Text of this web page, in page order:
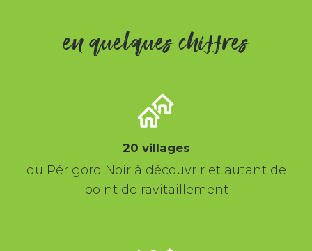
en quelques chiffres
20 villages
du Périgord Noir à découvrir et autant de
point de ravitaillement